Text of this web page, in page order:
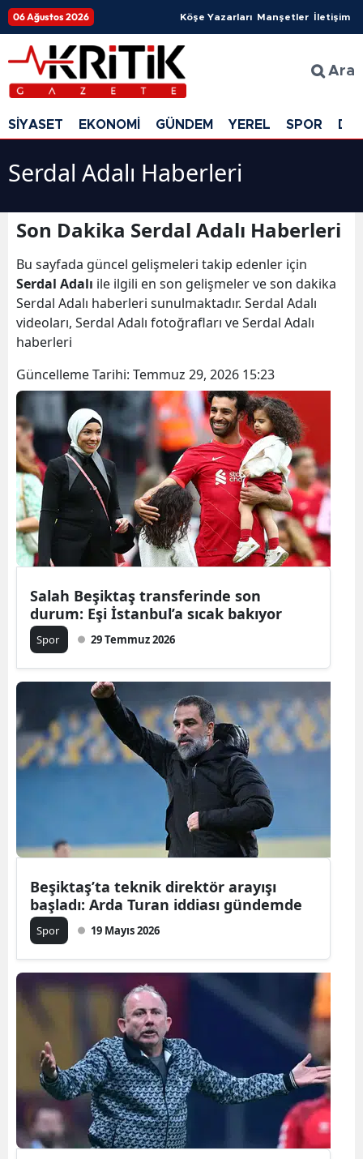
06 Ağustos 2026 Köşe Yazarları Manşetler İletişim
Ara
SİYASET EKONOMİ GÜNDEM YEREL SPOR
Serdal Adalı Haberleri
Son Dakika Serdal Adalı Haberleri
Bu sayfada güncel gelişmeleri takip edenler için
Serdal Adalı ile ilgili en son gelişmeler ve son dakika
Serdal Adalı haberleri sunulmaktadır. Serdal Adalı
videoları, Serdal Adalı fotoğrafları ve Serdal Adalı
haberleri
Güncelleme Tarihi: Temmuz 29, 2026 15:23
Salah Beşiktaş transferinde son
durum: Eşi İstanbul’a sıcak bakıyor
Spor 29 Temmuz 2026
Beşiktaş’ta teknik direktör arayışı
başladı: Arda Turan iddiası gündemde
Spor 19 Mayıs 2026